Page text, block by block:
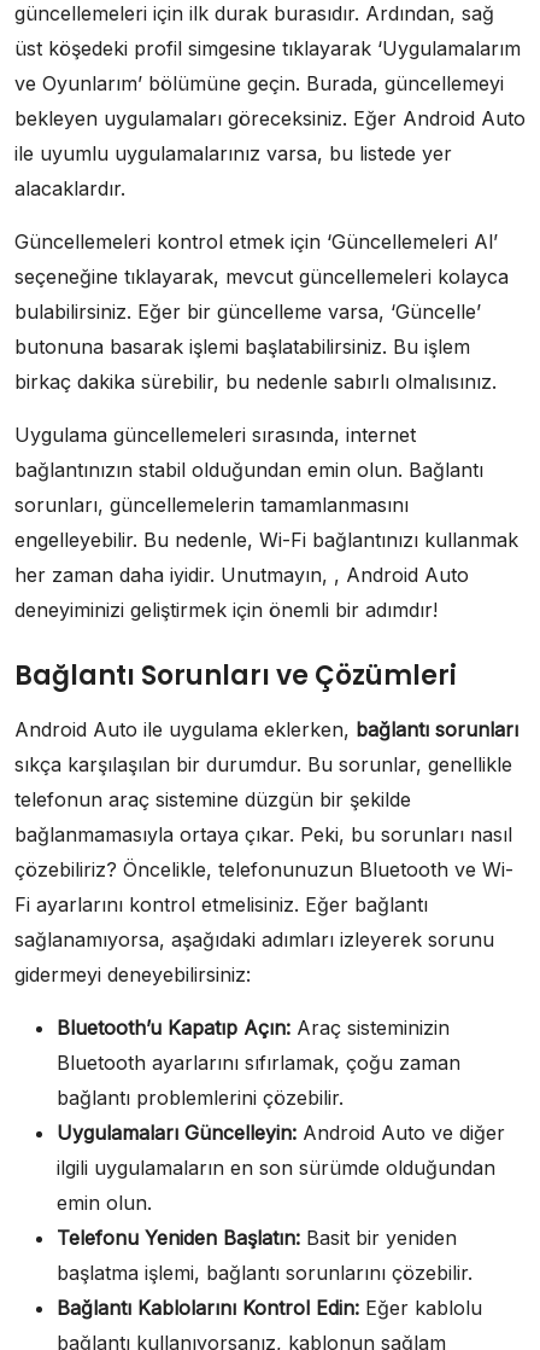
güncellemeleri için ilk durak burasıdır. Ardından, sağ
üst köşedeki profil simgesine tıklayarak ‘Uygulamalarım
ve Oyunlarım’ bölümüne geçin. Burada, güncellemeyi
bekleyen uygulamaları göreceksiniz. Eğer Android Auto
ile uyumlu uygulamalarınız varsa, bu listede yer
alacaklardır.
Güncellemeleri kontrol etmek için ‘Güncellemeleri Al’
seçeneğine tıklayarak, mevcut güncellemeleri kolayca
bulabilirsiniz. Eğer bir güncelleme varsa, ‘Güncelle’
butonuna basarak işlemi başlatabilirsiniz. Bu işlem
birkaç dakika sürebilir, bu nedenle sabırlı olmalısınız.
Uygulama güncellemeleri sırasında, internet
bağlantınızın stabil olduğundan emin olun. Bağlantı
sorunları, güncellemelerin tamamlanmasını
engelleyebilir. Bu nedenle, Wi-Fi bağlantınızı kullanmak
her zaman daha iyidir. Unutmayın, , Android Auto
deneyiminizi geliştirmek için önemli bir adımdır!
Bağlantı Sorunları ve Çözümleri
Android Auto ile uygulama eklerken, bağlantı sorunları
sıkça karşılaşılan bir durumdur. Bu sorunlar, genellikle
telefonun araç sistemine düzgün bir şekilde
bağlanmamasıyla ortaya çıkar. Peki, bu sorunları nasıl
çözebiliriz? Öncelikle, telefonunuzun Bluetooth ve Wi-
Fi ayarlarını kontrol etmelisiniz. Eğer bağlantı
sağlanamıyorsa, aşağıdaki adımları izleyerek sorunu
gidermeyi deneyebilirsiniz:
Bluetooth’u Kapatıp Açın: Araç sisteminizin
Bluetooth ayarlarını sıfırlamak, çoğu zaman
bağlantı problemlerini çözebilir.
Uygulamaları Güncelleyin: Android Auto ve diğer
ilgili uygulamaların en son sürümde olduğundan
emin olun.
Telefonu Yeniden Başlatın: Basit bir yeniden
başlatma işlemi, bağlantı sorunlarını çözebilir.
Bağlantı Kablolarını Kontrol Edin: Eğer kablolu
bağlantı kullanıyorsanız, kablonun sağlam